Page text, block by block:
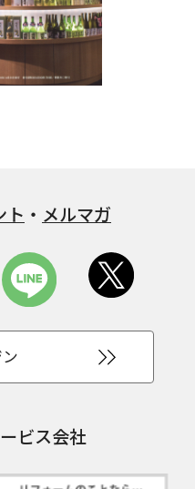
ト ・ メルマガ
ビス会社